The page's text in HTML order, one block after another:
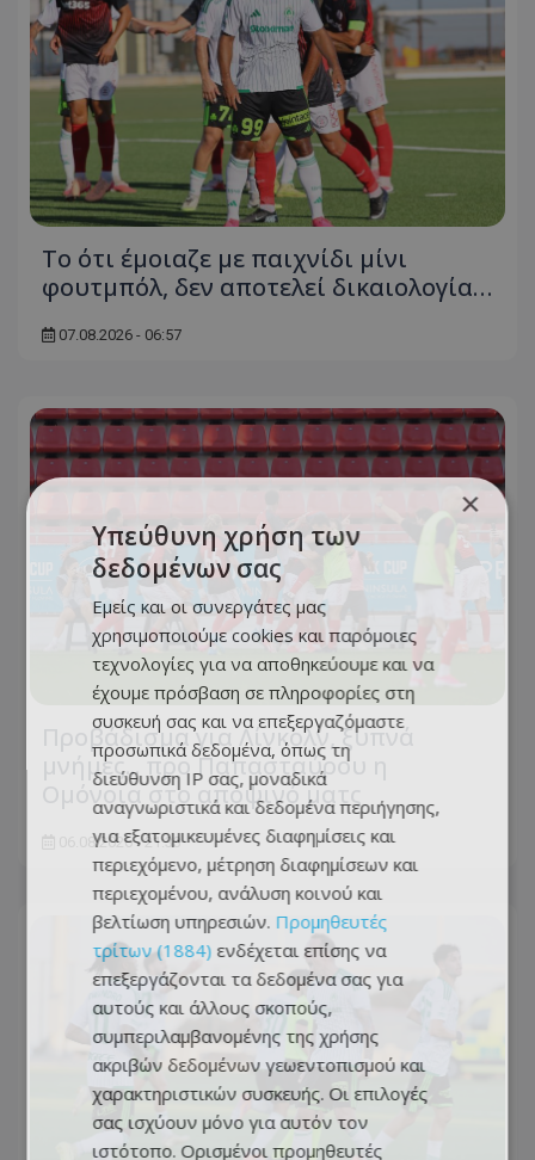
Το ότι έμοιαζε με παιχνίδι μίνι
φουτμπόλ, δεν αποτελεί δικαιολογία…
07.08.2026 - 06:57
Προβάδισμα για Λίνκολν, ξυπνά
μνήμες... προ Παπασταύρου η
Ομόνοια στο αποψινό ματς
06.08.2026 - 21:33
×
Υπεύθυνη χρήση των
δεδομένων σας
Εμείς και οι συνεργάτες μας
χρησιμοποιούμε cookies και παρόμοιες
τεχνολογίες για να αποθηκεύουμε και να
έχουμε πρόσβαση σε πληροφορίες στη
συσκευή σας και να επεξεργαζόμαστε
προσωπικά δεδομένα, όπως τη
διεύθυνση IP σας, μοναδικά
αναγνωριστικά και δεδομένα περιήγησης,
για εξατομικευμένες διαφημίσεις και
περιεχόμενο, μέτρηση διαφημίσεων και
περιεχομένου, ανάλυση κοινού και
βελτίωση υπηρεσιών. Προμηθευτές
τρίτων (1884) ενδέχεται επίσης να
επεξεργάζονται τα δεδομένα σας για
αυτούς και άλλους σκοπούς,
συμπεριλαμβανομένης της χρήσης
ακριβών δεδομένων γεωεντοπισμού και
χαρακτηριστικών συσκευής. Οι επιλογές
σας ισχύουν μόνο για αυτόν τον
ιστότοπο. Ορισμένοι προμηθευτές